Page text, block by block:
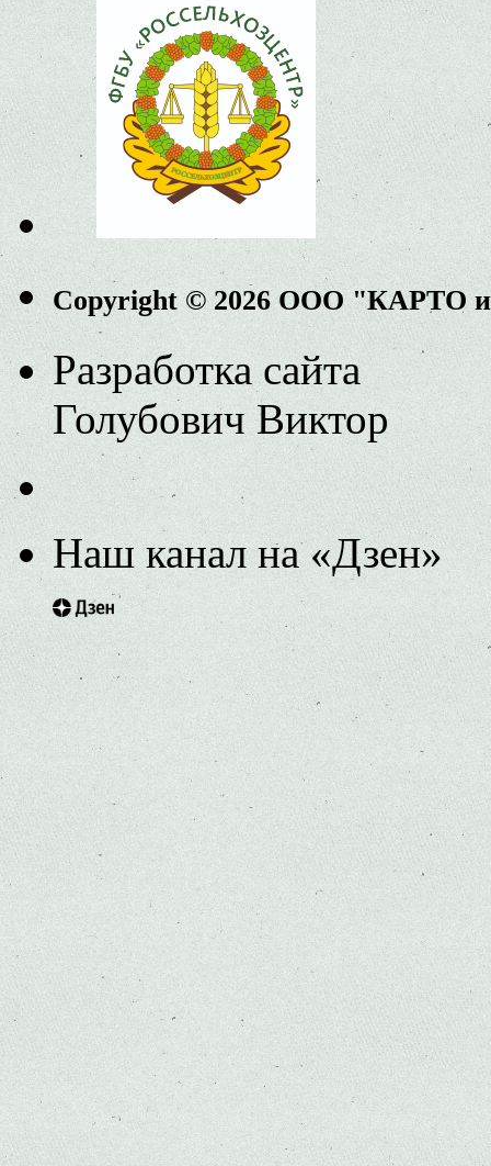
Copyright © 2026 ООО "КАРТО
Разработка сайта
Голубович Виктор
Наш канал на «Дзен»